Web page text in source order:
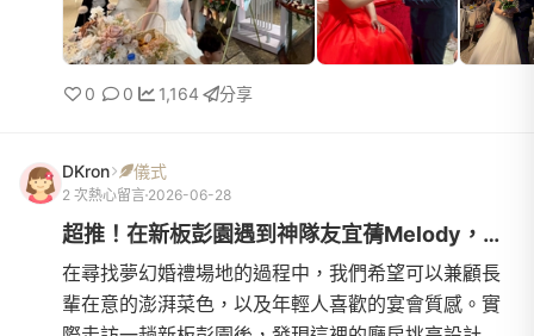
0 0 1,164 分享
DKron 儀式
2 次熱心留言 2026-06-28
超推！在新板彭園遇到神隊友宜蒨Melody，下訂後的備婚心得分享
在尋找夢幻婚禮場地的過程中，我們希望可以兼顧長
輩在意的澎湃菜色，以及年輕人喜歡的宴會質感。實